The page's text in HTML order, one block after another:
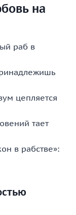
на
раб в
цепляется
тает
в рабстве»: